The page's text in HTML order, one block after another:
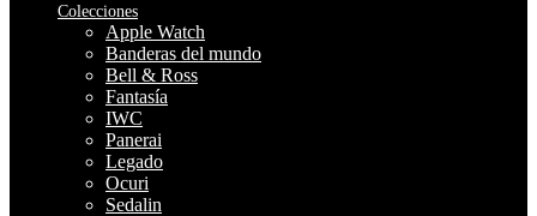
Colecciones
Apple Watch
Banderas del mundo
Bell & Ross
Fantasía
IWC
Panerai
Legado
Ocuri
Sedalin